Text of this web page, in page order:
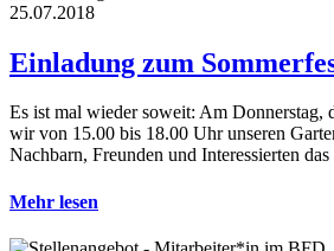
25.07.2018
Einladung zum
Es ist mal wieder soweit: Am Donnerstag,
wir von 15.00 bis 18.00 Uhr unseren
Nachbarn, Freunden und Interessierten
Mehr lesen